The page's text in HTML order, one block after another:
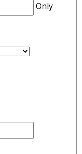
Only